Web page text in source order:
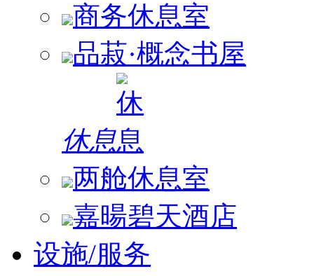
商务休息室
品菽·概念书屋
休息
两舱休息室
嘉暘碧天酒店
设施/服务